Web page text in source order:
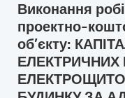
Виконання
проектно-
об’єкту: